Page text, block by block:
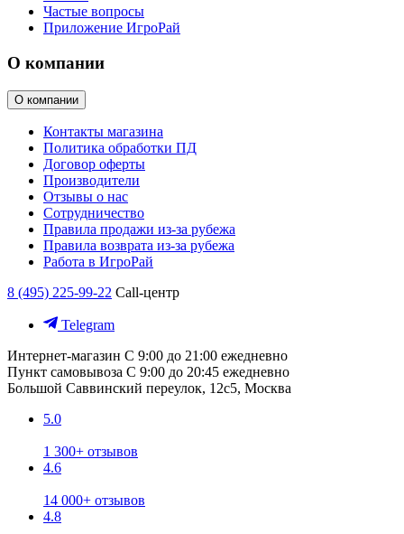
Частые вопросы
Приложение ИгроРай
О компании
О компании
Контакты магазина
Политика обработки ПД
Договор оферты
Производители
Отзывы о нас
Сотрудничество
Правила продажи из-за рубежа
Правила возврата из-за рубежа
Работа в ИгроРай
8 (495) 225-99-22 Call-центр
Telegram
Интернет-магазин С 9:00 до 21:00 ежедневно
Пункт самовывоза С 9:00 до 20:45 ежедневно
Большой Саввинский переулок, 12с5, Москва
5.0
1 300+ отзывов
4.6
14 000+ отзывов
4.8